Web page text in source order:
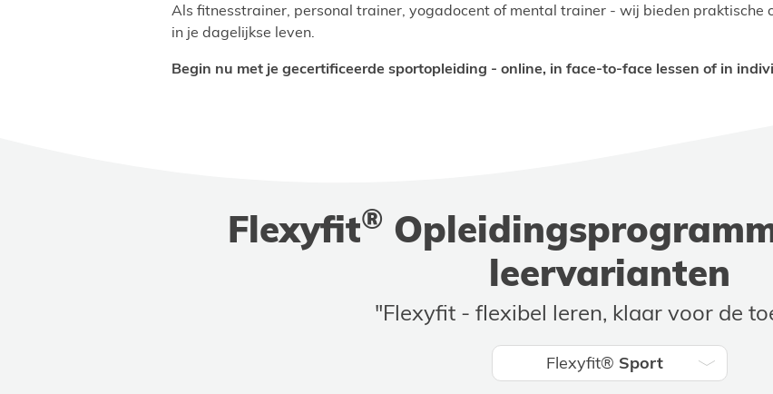
Als fitnesstrainer, personal trainer, yogadocent of mental trainer - wij bieden praktische
in je dagelijkse leven.
Begin nu met je gecertificeerde sportopleiding - online, in face-to-face lessen of in
Flexyfit®
leervarianten
"Flexyfit - flexibel leren, klaar voor de
Flexyfit® Sport